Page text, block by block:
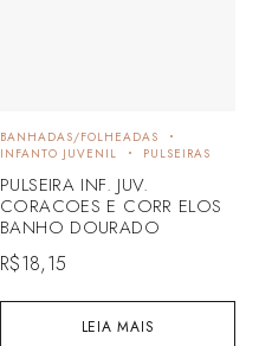
LEIA MAIS
BANHADAS/FOLHEADAS
INFANTO JUVENIL
PULSEIRAS
PULSEIRA INF. JUV.
CORACOES E CORR ELOS
BANHO DOURADO
R$18,15